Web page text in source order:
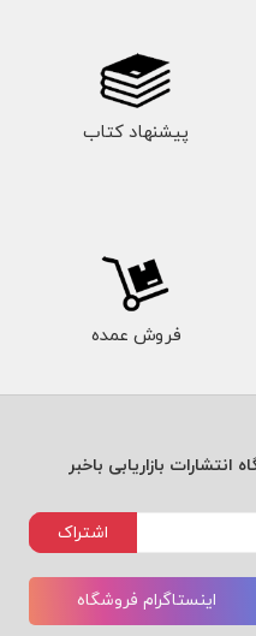
پیشنهاد کتاب
فروش عمده
بازاریابی باخبر
اشتراک
اینستاگرام فروشگاه